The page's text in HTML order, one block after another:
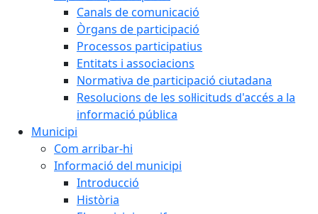
Canals de comunicació
Òrgans de participació
Processos participatius
Entitats i associacions
Normativa de participació ciutadana
Resolucions de les sol·licituds d'accés a la
informació pública
Municipi
Com arribar-hi
Informació del municipi
Introducció
Història